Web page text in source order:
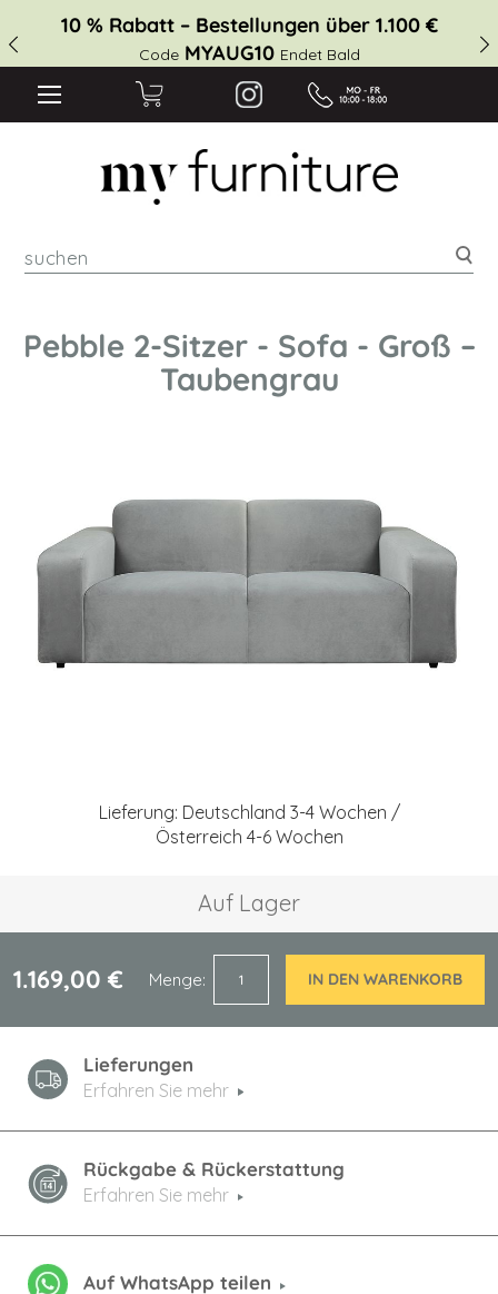
10 % Rabatt – Bestellungen über 1.100 €
CodeMYAUG10 Endet Bald
Pebble 2-Sitzer - Sofa - Groß –
Taubengrau
Lieferung: Deutschland 3-4 Wochen /
Österreich 4-6 Wochen
Auf Lager
1.169,00 € Menge IN DEN WARENKORB
Lieferungen
Erfahren Sie mehr
Rückgabe & Rückerstattung
Erfahren Sie mehr
Auf WhatsApp teilen